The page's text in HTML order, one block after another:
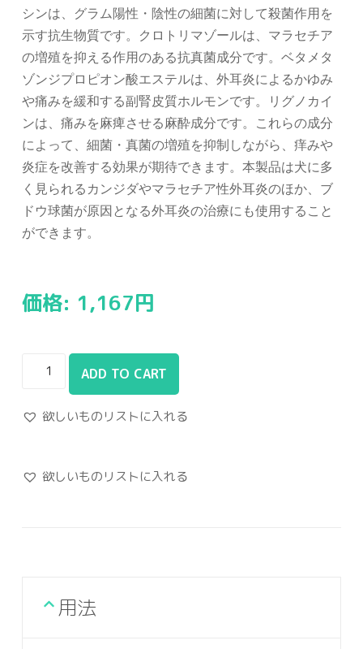
シンは、グラム陽性・陰性の細菌に対して殺菌作用を
示す抗生物質です。クロトリマゾールは、マラセチア
の増殖を抑える作用のある抗真菌成分です。ベタメタ
ゾンジプロピオン酸エステルは、外耳炎によるかゆみ
や痛みを緩和する副腎皮質ホルモンです。リグノカイ
ンは、痛みを麻痺させる麻酔成分です。これらの成分
によって、細菌・真菌の増殖を抑制しながら、痒みや
炎症を改善する効果が期待できます。本製品は犬に多
く見られるカンジダやマラセチア性外耳炎のほか、ブ
ドウ球菌が原因となる外耳炎の治療にも使用すること
ができます。
価格: 1,167円
ADD TO CART
欲しいものリストに入れる
欲しいものリストに入れる
用法